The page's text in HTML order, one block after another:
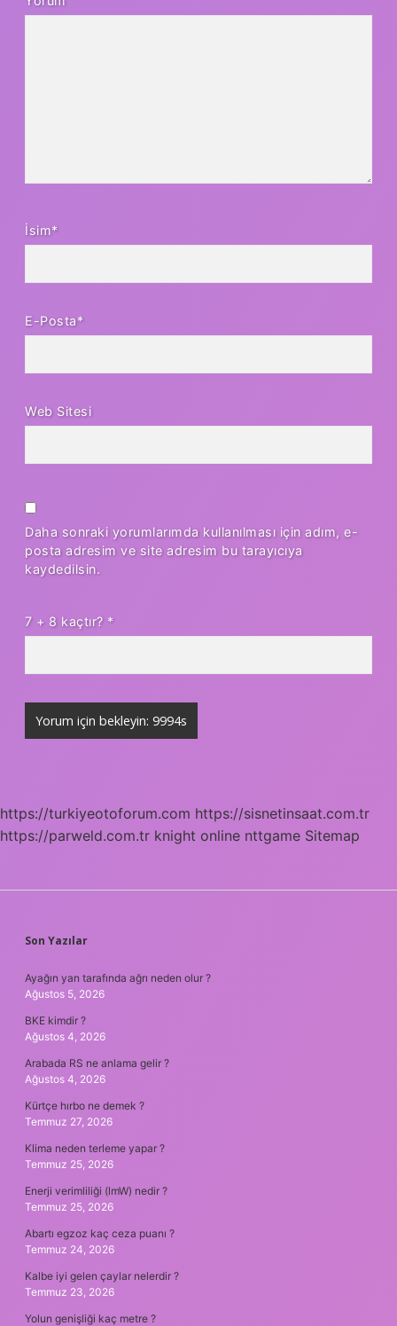
İsim*
E-Posta*
Web Sitesi
Daha sonraki yorumlarımda kullanılması için adım, e-
posta adresim ve site adresim bu tarayıcıya
kaydedilsin.
7 + 8 kaçtır? *
https://turkiyeotoforum.com https://sisnetinsaat.com.tr
https://parweld.com.tr knight online nttgame Sitemap
SIDEBAR
Son Yazılar
Ayağın yan tarafında ağrı neden olur ?
Ağustos 5, 2026
BKE kimdir ?
Ağustos 4, 2026
Arabada RS ne anlama gelir ?
Ağustos 4, 2026
Kürtçe hırbo ne demek ?
Temmuz 27, 2026
Klima neden terleme yapar ?
Temmuz 25, 2026
Enerji verimliliği (lmW) nedir ?
Temmuz 25, 2026
Abartı egzoz kaç ceza puanı ?
Temmuz 24, 2026
Kalbe iyi gelen çaylar nelerdir ?
Temmuz 23, 2026
Yolun genişliği kaç metre ?